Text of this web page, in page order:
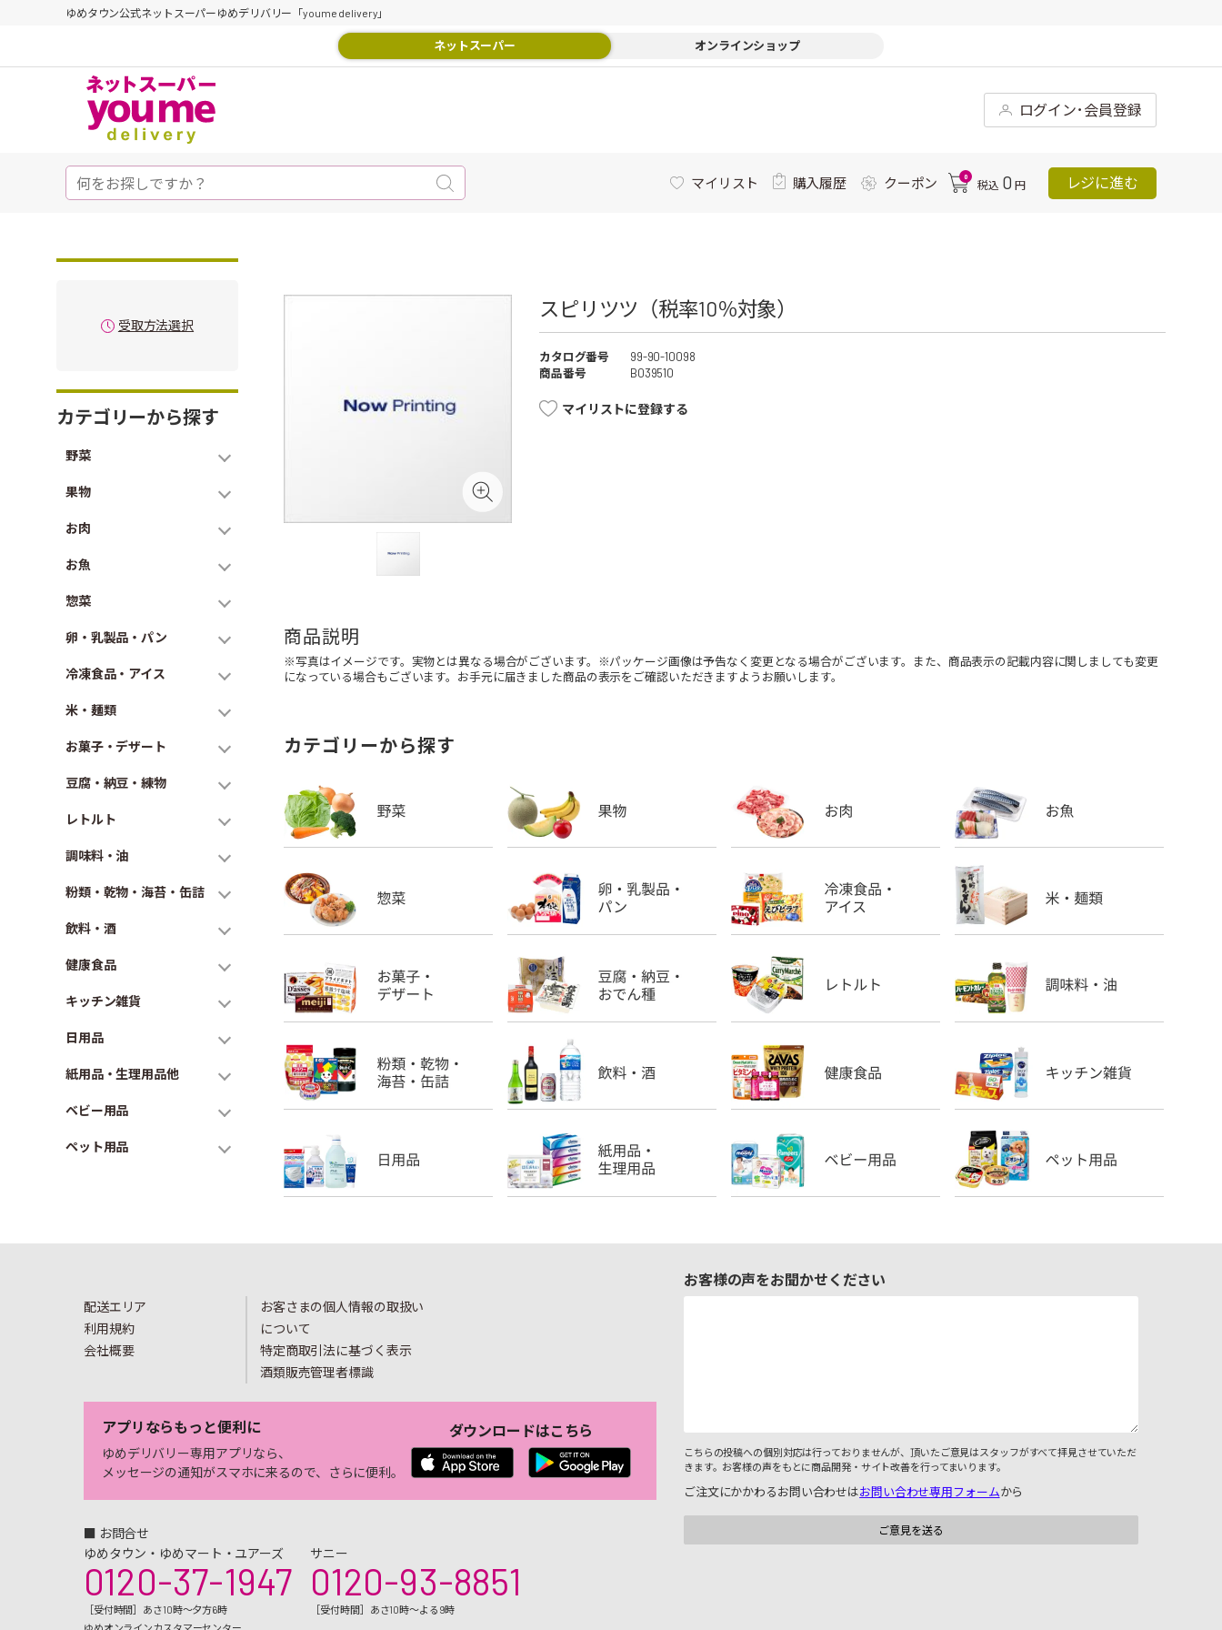
ゆめタウン公式ネットスーパーゆめデリバリー「youme delivery」
ネットスーパー オンラインショップ
ログイン･会員登録
マイリスト 購入履歴 クーポン 0
税込 0 円 レジに進む
受取方法選択
カテゴリーから探す
野菜
果物
お肉
お魚
惣菜
卵・乳製品・パン
冷凍食品・アイス
米・麺類
お菓子・デザート
豆腐・納豆・練物
レトルト
調味料・油
粉類・乾物・海苔・缶詰
飲料・酒
健康食品
キッチン雑貨
日用品
紙用品・生理用品他
ベビー用品
ペット用品
スピリツツ（税率10％対象）
カタログ番号
99-90-10098
商品番号
B039510
マイリストに登録する
商品説明
※写真はイメージです。実物とは異なる場合がございます。※パッケージ画像は予告なく変更となる場合がございます。また、商品表示の記載内容に関しましても変更
になっている場合もございます。お手元に届きました商品の表示をご確認いただきますようお願いします。
カテゴリーから探す
配送エリア
利用規約
会社概要
お客さまの個人情報の取扱い
について
特定商取引法に基づく表示
酒類販売管理者標識
アプリならもっと便利に
ゆめデリバリー専用アプリなら、
メッセージの通知がスマホに来るので、さらに便利。
ダウンロードはこちら
■ お問合せ
ゆめタウン・ゆめマート・ユアーズ
0120-37-1947
［受付時間］あさ10時～夕方6時
サニー
0120-93-8851
［受付時間］あさ10時～よる9時
お客様の声をお聞かせください
こちらの投稿への個別対応は行っておりませんが、頂いたご意見はスタッフがすべて拝見させていただ
きます。お客様の声をもとに商品開発・サイト改善を行ってまいります。
ご注文にかかわるお問い合わせはお問い合わせ専用フォームから